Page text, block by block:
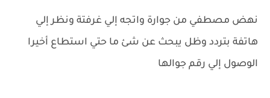
نهض مصطفي من جوارة واتجه إلي غرفتة ونظر إلي
هاتفة بتردد وظل يبحث عن شئ ما حتي استطاع أخيرا
الوصول إلي رقم جوالها